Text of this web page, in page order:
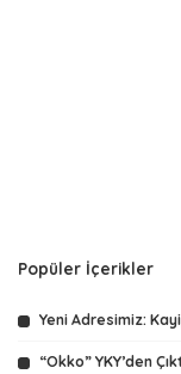
Popüler İçerikler
Yeni Adresimiz:
“Okko” YKY’den